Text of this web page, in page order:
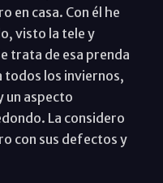
en casa. Con él he
visto la tele y
trata de esa prenda
todos los inviernos,
un aspecto
La considero
con sus defectos y